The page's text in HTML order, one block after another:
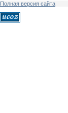
Полная версия сайта